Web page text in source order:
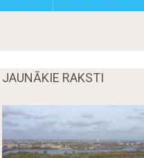
JAUNĀKIE RAKSTI